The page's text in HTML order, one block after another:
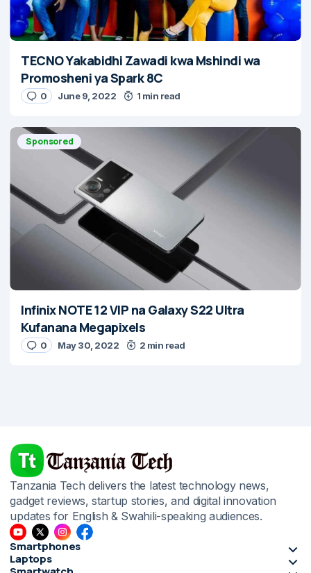
TECNO Yakabidhi Zawadi kwa Mshindi wa
Promosheni ya Spark 8C
0 June 9, 2022 1 min read
Sponsored
Infinix NOTE 12 VIP na Galaxy S22 Ultra
Kufanana Megapixels
0 May 30, 2022 2 min read
Tanzania Tech delivers the latest technology news,
gadget reviews, startup stories, and digital innovation
updates for English & Swahili-speaking audiences.
Smartphones
Laptops